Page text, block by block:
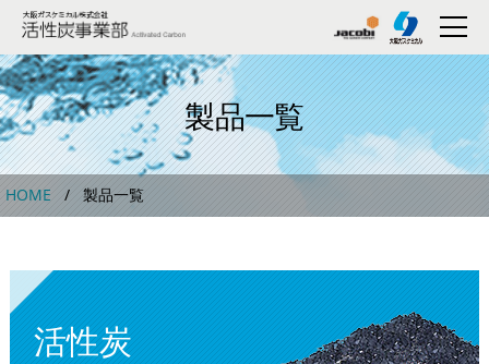
製品一覧
HOME 製品一覧
活性炭